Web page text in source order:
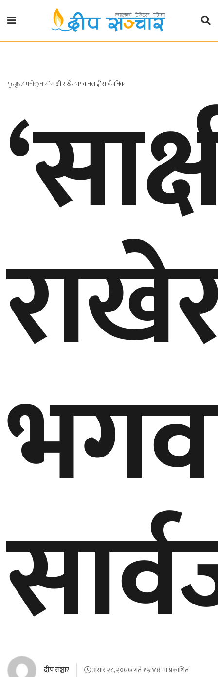
गृहपृष्ठ
प्रदेश
प्रदेश
१
प्रदेश
५
कर्णाली
प्रदेश
सुदूरपश्चिम
मनाेरञ्जन
खेलकुद
घुमफिर
ग्लोबल
गल्फ
अमेरिका
बेलायत
गृहपृष्ठ∕मनाेरञ्जन∕‘साक्षी राखेर भगवानलाई’ सार्वजनिक
दीप संञ्चार असार २८, २०७७ गते १५:४४ मा प्रकाशित